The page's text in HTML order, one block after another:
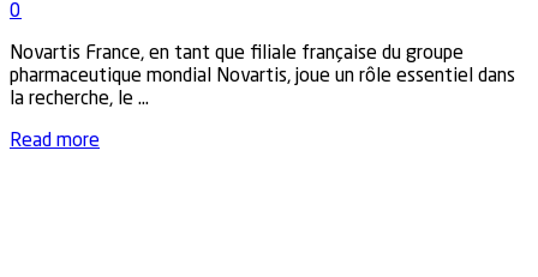
0
Novartis France, en tant que filiale française du groupe
pharmaceutique mondial Novartis, joue un rôle essentiel dans
la recherche, le ...
Read moreDetails